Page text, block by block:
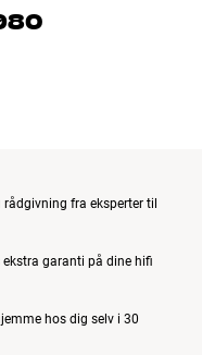
der passer
fra eksperter til
garanti på dine hifi
hos dig selv i 30